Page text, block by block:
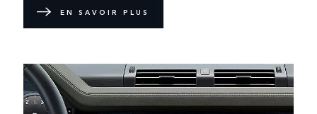
EN SAVOIR PLUS